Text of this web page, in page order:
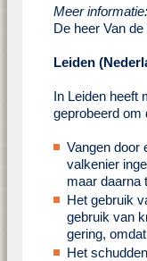
Meer informatie:
De heer Van
Leiden
In Leiden heeft
geprobeerd om
Vangen door
valkenier
maar daarna
Het gebruik
gebruik van
gering,
Het